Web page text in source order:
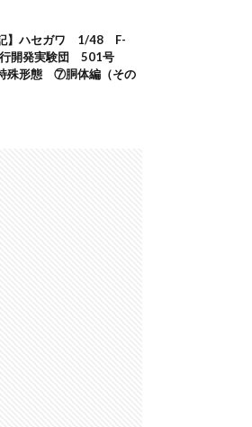
記】ハセガワ 1/48 F-
開発実験団 501号
形態 ⑦胴体編（その